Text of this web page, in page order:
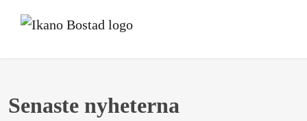
Senaste nyheterna